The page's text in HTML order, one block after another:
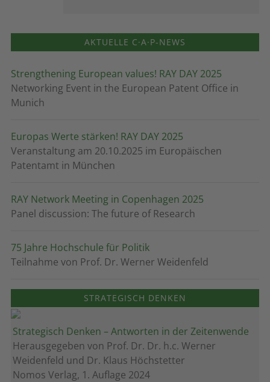
AKTUELLE C·A·P-NEWS
Strengthening European values! RAY DAY 2025
Networking Event in the European Patent Office in
Munich
Europas Werte stärken! RAY DAY 2025
Veranstaltung am 20.10.2025 im Europäischen
Patentamt in München
RAY Network Meeting in Copenhagen 2025
Panel discussion: The future of Research
75 Jahre Hochschule für Politik
Teilnahme von Prof. Dr. Werner Weidenfeld
STRATEGISCH DENKEN
Strategisch Denken – Antworten in der Zeitenwende
Herausgegeben von Prof. Dr. Dr. h.c. Werner
Weidenfeld und Dr. Klaus Höchstetter
Nomos Verlag, 1. Auflage 2024